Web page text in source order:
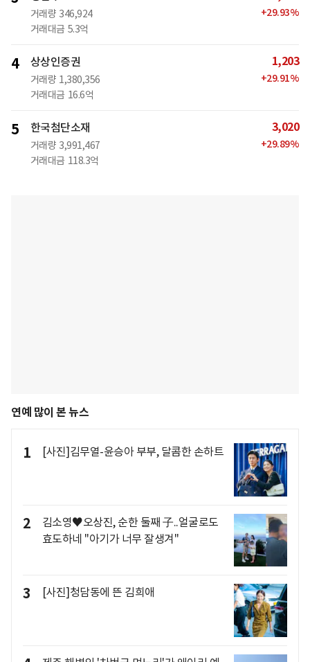
거래량 346,924
거래대금 5.3억
+29.93%
4 상상인증권
거래량 1,380,356
거래대금 16.6억
1,203
+29.91%
5 한국첨단소재
거래량 3,991,467
거래대금 118.3억
3,020
+29.89%
연예 많이 본 뉴스
1 [사진]김무열-윤승아 부부, 달콤한 손하트
2
김소영♥오상진, 순한 둘째 子..얼굴로도
효도하네 "아기가 너무 잘생겨"
3 [사진]청담동에 뜬 김희애